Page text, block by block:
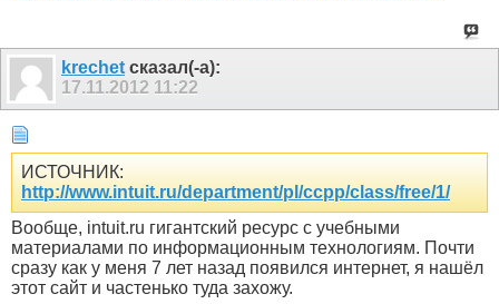
krechet сказал(-а):
17.11.2012 11:22
ИСТОЧНИК:
http://www.intuit.ru/department/pl/ccpp/class/free/1/
Вообще, intuit.ru гигантский ресурс с учебными
материалами по информационным технологиям. Почти
сразу как у меня 7 лет назад появился интернет, я нашёл
этот сайт и частенько туда захожу.